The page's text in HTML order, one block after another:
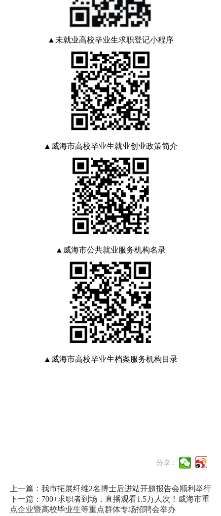
▲未就业高校毕业生求职登记小程序
▲威海市高校毕业生就业创业政策简介
▲威海市公共就业服务机构名录
▲威海市高校毕业生档案服务机构目录
分享：
上一篇：我市拓展纤维2名博士后进站开题报告会顺利举行
下一篇：700+求职者到场，直播观看1.5万人次！威海市重
点企业暨高校毕业生等重点群体专场招聘会举办